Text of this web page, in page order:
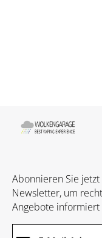
Abonnieren Sie
Newsletter, um
Angebote informiert